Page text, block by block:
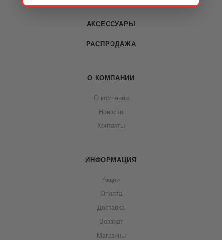
СУМКИ
АКСЕССУАРЫ
РАСПРОДАЖА
О КОМПАНИИ
О компании
Новости
Контакты
ИНФОРМАЦИЯ
Акции
Оплата
Доставка
Возврат
Магазины